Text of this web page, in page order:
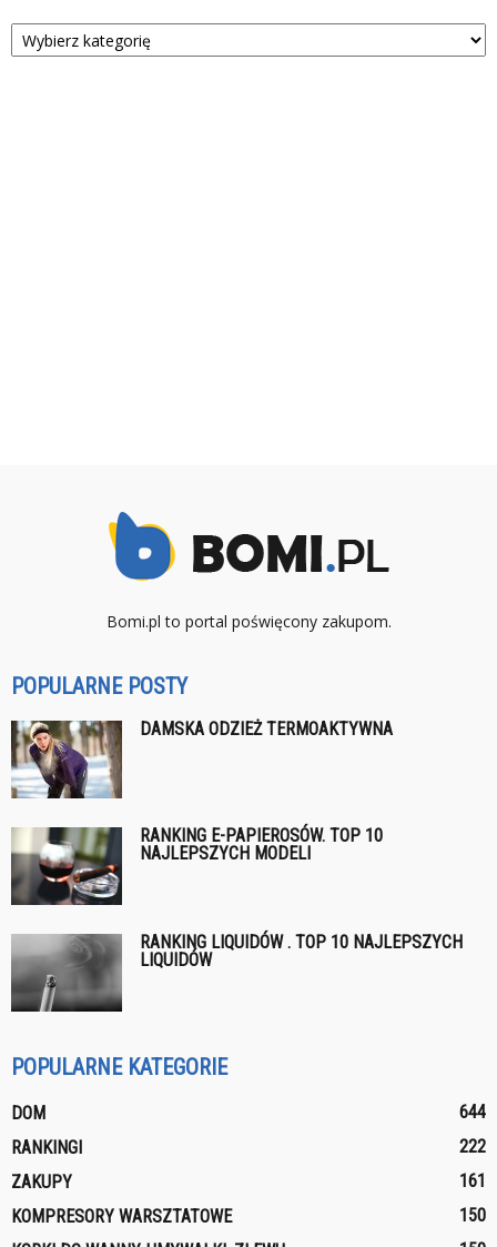
Kategorie
Bomi.pl to portal poświęcony zakupom.
POPULARNE POSTY
DAMSKA ODZIEŻ TERMOAKTYWNA
RANKING E-PAPIEROSÓW. TOP 10
NAJLEPSZYCH MODELI
RANKING LIQUIDÓW . TOP 10 NAJLEPSZYCH
LIQUIDÓW
POPULARNE KATEGORIE
DOM
644
RANKINGI
222
ZAKUPY
161
KOMPRESORY WARSZTATOWE
150